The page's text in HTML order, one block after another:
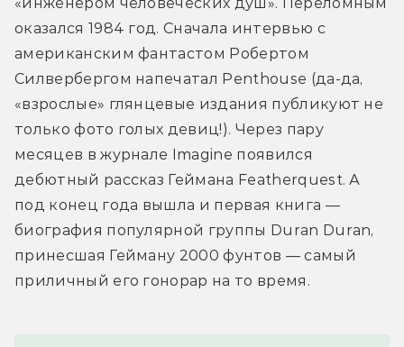
оказался 1984 год. Сначала интервью с
американским фантастом Робертом
Силвербергом напечатал Penthouse (да-да,
«взрослые» глянцевые издания публикуют не
только фото голых девиц!). Через пару
месяцев в журнале Imagine появился
дебютный рассказ Геймана Featherquest. А
под конец года вышла и первая книга —
биография популярной группы Duran Duran,
принесшая Гейману 2000 фунтов — самый
приличный его гонорар на то время.